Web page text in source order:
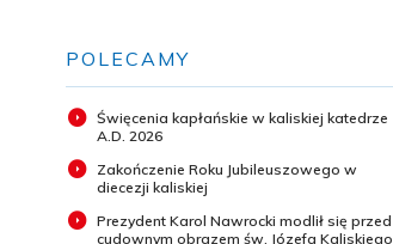
POLECAMY
Święcenia kapłańskie w kaliskiej katedrze
A.D. 2026
Zakończenie Roku Jubileuszowego w
diecezji kaliskiej
Prezydent Karol Nawrocki modlił się przed
cudownym obrazem św. Józefa Kaliskiego